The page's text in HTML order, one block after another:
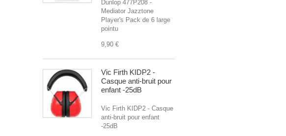
Dunlop 477P208 -
Mediator Jazztone
Player's Pack de 6 large
pointu
9,90 €
Vic Firth KIDP2 -
Casque anti-bruit pour
enfant -25dB
Vic Firth KIDP2 - Casque
anti-bruit pour enfant
-25dB